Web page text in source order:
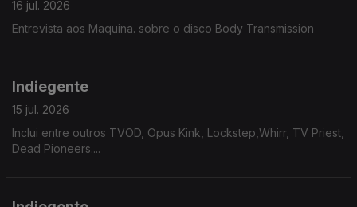
16 jul. 2026
Entrevista aos Maquina. sobre o disco Body Transmission
Indiegente
15 jul. 2026
Inclui entre outros TVOD, Opus Kink, Lockstep,Whirr, TV Priest,
Dead Pioneers....